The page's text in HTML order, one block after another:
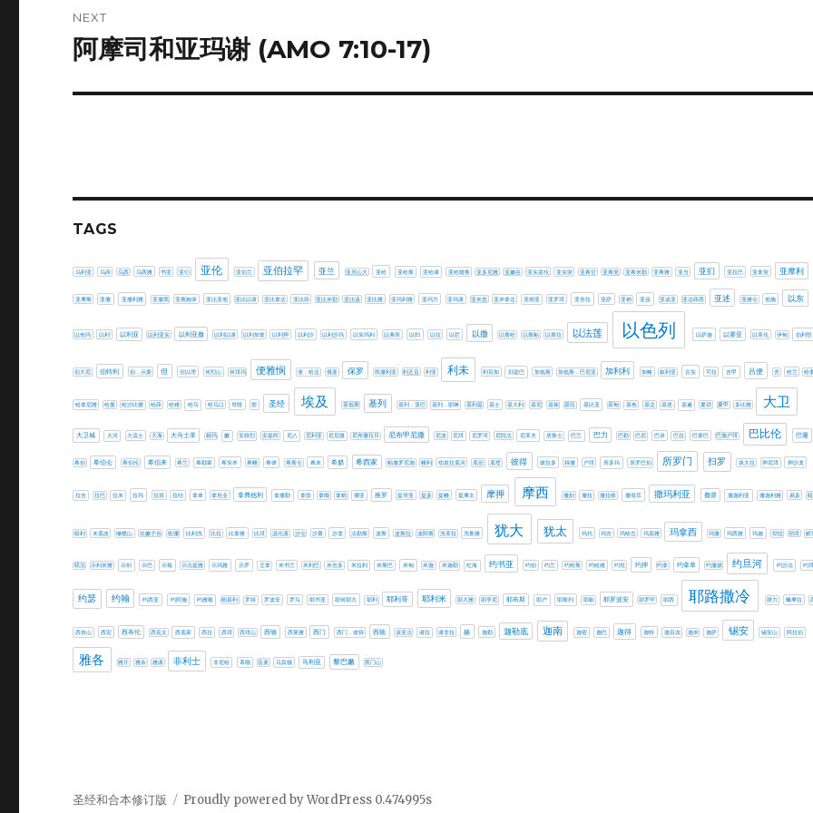
NEXT
Next
阿摩司和亚玛谢 (AMO 7:10-17)
TAGS
乌利亚 乌薛 乌西 乌西雅 书亚 亚们 亚伦 亚伯兰 亚伯拉罕 亚兰 亚历山大 亚哈 亚哈斯 亚哈谢 亚哈随鲁 亚多尼雅 亚嫩谷 亚实基伦 亚实突 亚希甘 亚希突 亚希米勒 亚希雅 亚当 亚扪 亚拉巴 亚拿突 亚摩利
亚摩斯 亚撒 亚撒利雅 亚撒黑 亚斯她录 亚比亚他 亚比以谢 亚比拿达 亚比筛 亚比米勒 亚比该 亚比雅 亚玛利雅 亚玛力 亚玛谢 亚米忽 亚米拿达 亚细亚 亚罗珥 亚舍拉 亚萨 亚衲 亚设 亚该亚 亚达薛西 亚述 亚雅仑 他施 以东
以他玛 以利 以利亚 以利亚实 以利亚撒 以利以谢 以利加拿 以利押 以利沙 以利沙玛 以实玛利 以弗所 以扫 以拉 以拦 以撒 以斯哈 以斯帖 以斯拉 以法莲 以色列 以萨迦 以赛亚 以革伦 伊甸 伯利恒
伯大尼 伯特利 伯．示麦 但 但以理 何烈山 何珥玛 便雅悯 便．哈达 俄斐 保罗 凯撒利亚 利乏音 利亚 利未 利百加 别是巴 加低斯 加低斯．巴尼亚 加利利 加略 叙利亚 古实 可拉 吉甲 吕便 含 哈兰 哈
哈拿尼雅 哈曼 哈沙比雅 哈薛 哈难 哈马 哈马口 哥辖 噩 圣经 埃及 基低斯 基列 基列．亚巴 基列．耶琳 基利提 基士 基大利 基尼 基抹 基拉 基比亚 基甸 基色 基达 基述 基遍 夏琐 夏甲 多比雅 大卫
大卫城 大河 大流士 大海 大马士革 她玛 嫩 安得烈 安提阿 尼八 尼利亚 尼尼微 尼布撒拉旦 尼布甲尼撒 尼波 尼珥 尼罗河 尼陀法 尼革夫 居鲁士 巴兰 巴力 巴勒 巴尼 巴录 巴拉 巴拿巴 巴施户珥 巴比伦 巴珊
希伯 希伯仑 希伯伦 希伯来 希兰 希勒家 希实本 希幔 希律 希斯仑 希未 希腊 希西家 帖撒罗尼迦 幔利 幼发拉底河 底但 底璧 彼得 彼拉多 得撒 户珥 所多玛 所罗巴伯 所罗门 扫罗 抹大拉 押尼珥 押沙龙
拉吉 拉巴 拉末 拉玛 拉班 拉结 拿单 拿坦业 拿弗他利 拿撒勒 拿答 拿顺 拿鹤 挪亚 推罗 提哥亚 提多 提幔 提摩太 摩押 摩西 撒刻 撒拉 撒拉铁 撒母耳 撒玛利亚 撒督 撒迦利亚 撒迦利雅 易多
暗利 末底改 橄榄山 欣嫩子谷 歌珊 比利洗 比拉 比拿雅 比珥 汲沦溪 沙仑 沙番 沙龙 法勒斯 波斯 波斯拉 波阿斯 洗革拉 洗鲁雅 犹大 犹太 玛代 玛吉 玛哈念 玛基雅 玛拿西 玛撒 玛西雅 玛迦 琐拉 琐珥 睚
矶法 示利米雅 示剑 示巴 示每 示法提雅 示玛雅 示罗 立拿 米书兰 米利巴 米吉多 米拉利 米斯巴 米甸 米迦 米迦勒 红海 约书亚 约伯 约兰 约哈斯 约哈难 约坦 约押 约拿 约拿单 约撒拔 约旦河 约沙法 约珥
约瑟 约翰 约西亚 约阿施 约雅敬 细基利 罗得 罗波安 罗马 耶书亚 耶何耶大 耶利 耶利哥 耶利米 耶大雅 耶孚尼 耶布斯 耶户 耶斯列 耶歇 耶罗波安 耶罗罕 耶西 耶路撒冷 腓力 蛾摩拉
西奈山 西宏 西布伦 西庇太 西底家 西拉 西珥 西珥山 西缅 西莱雅 西门 西门．彼得 西顿 该亚法 谢拉 谢非拉 赫 迦勒 迦勒底 迦南 迦密 迦巴 迦得 迦特 迦百农 迦米 迦萨 锡安 锡安山 阿拉伯
雅各 雅斤 雅杂 雅谢 非利士 非尼哈 革顺 音麦 马其顿 马利亚 黎巴嫩 黑门山
圣经和合本修订版 Proudly powered by WordPress 0.474995s